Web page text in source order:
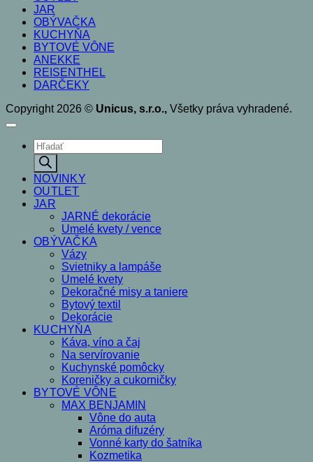
JAR
OBÝVAČKA
KUCHYŇA
BYTOVÉ VÔNE
ANEKKE
REISENTHEL
DARČEKY
Copyright 2026 © Unicus, s.r.o., Všetky práva vyhradené.
Products
search
NOVINKY
OUTLET
JAR
JARNÉ dekorácie
Umelé kvety / vence
OBÝVAČKA
Vázy
Svietniky a lampáše
Umelé kvety
Dekoračné misy a taniere
Bytový textil
Dekorácie
KUCHYŇA
Káva, víno a čaj
Na servírovanie
Kuchynské pomôcky
Koreničky a cukorničky
BYTOVÉ VÔNE
MAX BENJAMIN
Vône do auta
Aróma difuzéry
Vonné karty do šatníka
Kozmetika